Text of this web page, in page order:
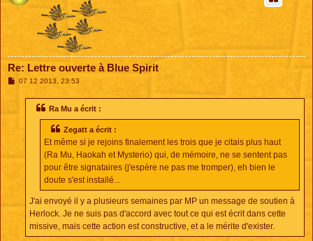
Re: Lettre ouverte à Blue Spirit
M07 12 2013, 23:53
Ra Mu a écrit :
Zegatt a écrit :
Et même si je rejoins finalement les trois que je citais plus haut
(Ra Mu, Haokah et Mysterio) qui, de mémoire, ne se sentent pas
pour être signataires (j'espère ne pas me tromper), eh bien le
doute s'est installé...
J'ai envoyé il y a plusieurs semaines par MP un message de soutien à
Herlock. Je ne suis pas d'accord avec tout ce qui est écrit dans cette
missive, mais cette action est constructive, et a le mérite d'exister.